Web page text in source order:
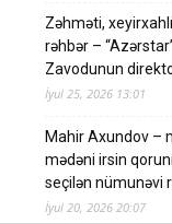
Zəhməti,
rəhbər –
Zavodunun
İyul 25, 2026 13:01
Mahir Axundov –
mədəni irsin
seçilən nümunəvi
İyul 20, 2026 20:07